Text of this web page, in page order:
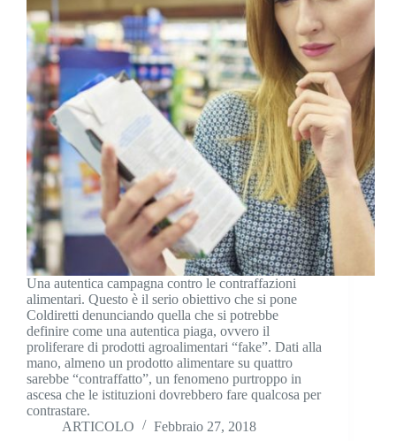
Una autentica campagna contro le contraffazioni
alimentari. Questo è il serio obiettivo che si pone
Coldiretti denunciando quella che si potrebbe
definire come una autentica piaga, ovvero il
proliferare di prodotti agroalimentari “fake”. Dati alla
mano, almeno un prodotto alimentare su quattro
sarebbe “contraffatto”, un fenomeno purtroppo in
ascesa che le istituzioni dovrebbero fare qualcosa per
contrastare.
ARTICOLO
Febbraio 27, 2018